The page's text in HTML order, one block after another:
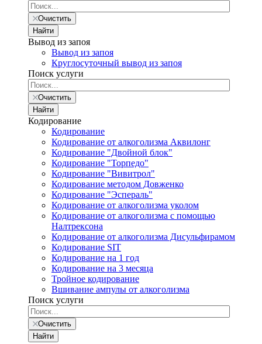
Очистить
Найти
Вывод из запоя
Вывод из запоя
Круглосуточный вывод из запоя
Поиск услуги
Очистить
Найти
Кодирование
Кодирование
Кодирование от алкоголизма Аквилонг
Кодирование "Двойной блок"
Кодирование "Торпедо"
Кодирование "Вивитрол"
Кодирование методом Довженко
Кодирование "Эспераль"
Кодирование от алкоголизма уколом
Кодирование от алкоголизма с помощью
Налтрексона
Кодирование от алкоголизма Дисульфирамом
Кодирование SIT
Кодирование на 1 год
Кодирование на 3 месяца
Тройное кодирование
Вшивание ампулы от алкоголизма
Поиск услуги
Очистить
Найти